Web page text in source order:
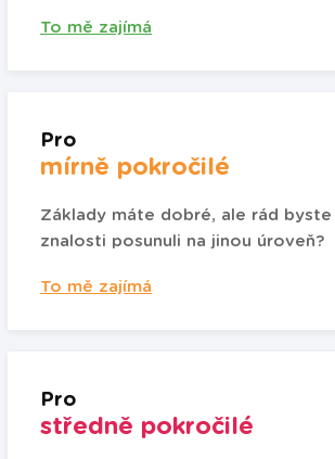
To mě zajímá
Pro
mírně pokročilé
Základy máte dobré, ale rád byste
znalosti posunuli na jinou úroveň?
To mě zajímá
Pro
středně pokročilé